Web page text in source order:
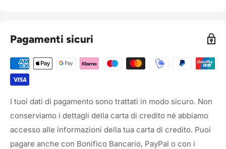
Pagamenti sicuri
I tuoi dati di pagamento sono trattati in modo sicuro. Non
conserviamo i dettagli della carta di credito né abbiamo
accesso alle informazioni della tua carta di credito. Puoi
pagare anche con Bonifico Bancario, PayPal o con i